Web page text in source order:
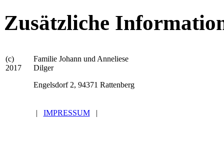
Zusätzliche
(c)
2017
Familie Johann und Anneliese
Dilger
Engelsdorf 2, 94371 Rattenberg
| IMPRESSUM|